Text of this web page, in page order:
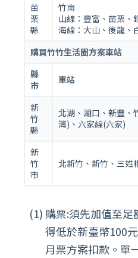
苗
栗
縣
竹南
山線：豐富、苗栗、
海線：大山、後龍、
購買竹竹生活圈方案車站
縣
市
車站
新
竹
縣
北湖、湖口、新豐、
灣)、六家線(六家)
新
竹
市
北新竹、新竹、三姓
購票:須先加值至
得低於新臺幣100
月票方案扣款。單